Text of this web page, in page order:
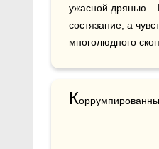
ужасной
состязание, а
многолюдного
К